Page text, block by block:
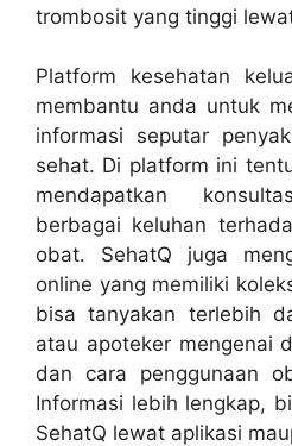
trombosit yang tinggi
Platform kesehatan
membantu anda untuk
informasi seputar
sehat. Di platform ini
mendapatkan
berbagai keluhan
obat. SehatQ juga
online yang memiliki
bisa tanyakan terlebih
atau apoteker mengenai
dan cara penggunaan
Informasi lebih lengkap,
SehatQ lewat aplikasi